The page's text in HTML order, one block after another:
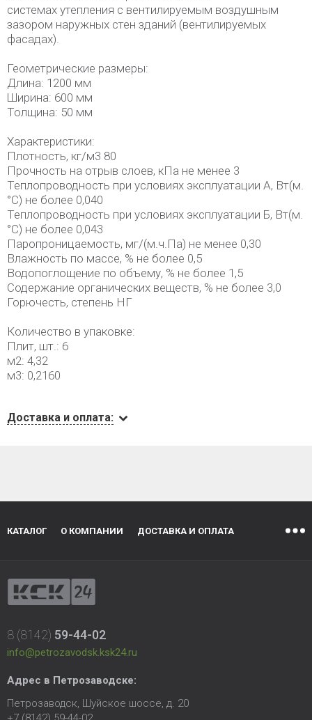
системах утепления с вентилируемым воздушным
зазором наружных стен зданий (вентилируемых
фасадах).
Геометрические размеры:
Длина: 1200 мм
Ширина: 600 мм
Толщина: 50 мм
Характеристики:
Плотность, кг/м3 80
Прочность на отрыв слоев, кПа не менее 3
Теплопроводность при условиях эксплуатации А, Вт(м.
°C) не более 0,040
Теплопроводность при условиях эксплуатации Б, Вт(м.
°C) не более 0,043
Паропроницаемость, мг/(м.ч.Па) не менее 0,30
Влажность по массе, % не более 0,5
Водопоглощение по объему, % не более 1,5
Содержание органических веществ, % не более 3,0
Горючесть, степень НГ
Количество в упаковке:
Плит, шт.: 6
м2: 4,32
м3: 0,2160
Доставка и оплата:
КАТАЛОГ О КОМПАНИИ ДОСТАВКА И ОПЛАТА
8 (8142) 59-44-02
info@petrozavodsk.ksk24.ru
Адрес в Петрозаводске:
Петрозаводск, Шуйское шоссе, д. 20